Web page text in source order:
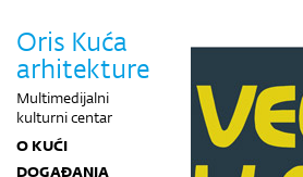
Oris Kuća
arhitekture
Multimedijalni
kulturni centar
O KUĆI
DOGAĐANJA